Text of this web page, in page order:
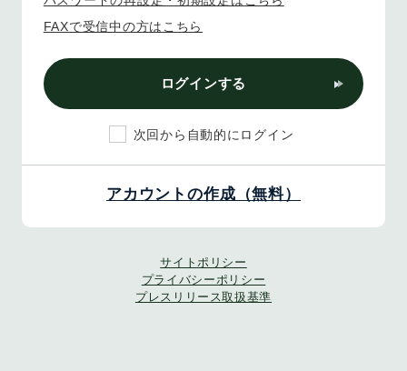
FAXで受信中の方はこちら
ログインする
次回から自動的にログイン
アカウントの作成（無料）
サイトポリシー
プライバシーポリシー
プレスリリース取扱基準